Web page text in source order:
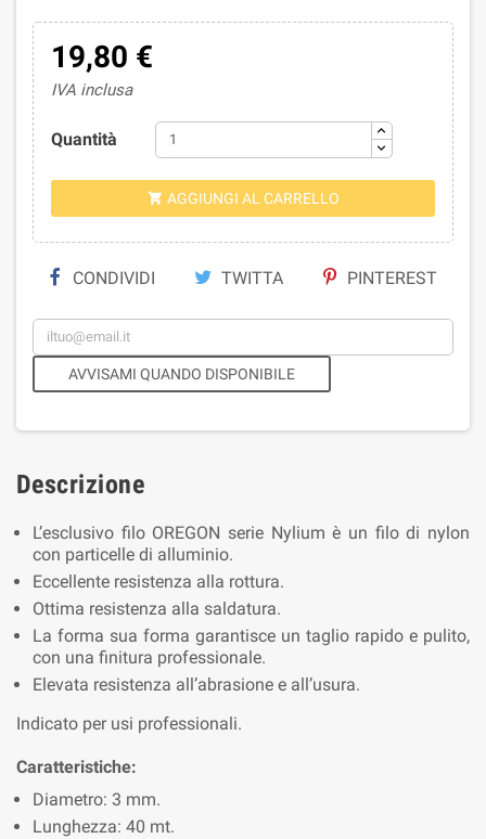
19,80 €
IVA inclusa
Quantità
 AGGIUNGI AL CARRELLO
CONDIVIDI TWITTA PINTEREST
AVVISAMI QUANDO DISPONIBILE
Descrizione
L’esclusivo filo OREGON serie Nylium è un filo di nylon
con particelle di alluminio.
Eccellente resistenza alla rottura.
Ottima resistenza alla saldatura.
La forma sua forma garantisce un taglio rapido e pulito,
con una finitura professionale.
Elevata resistenza all’abrasione e all’usura.
Indicato per usi professionali.
Caratteristiche:
Diametro: 3 mm.
Lunghezza: 40 mt.